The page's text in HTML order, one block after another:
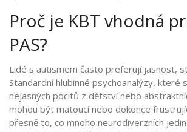
Proč je KBT vhodná
PAS?
Lidé s autismem často preferují jasnost,
Standardní hlubinné psychoanalýzy, které
nejasných pocitů z dětství nebo
mohou být matoucí nebo dokonce
přesně to, co mnoho neurodiverzních